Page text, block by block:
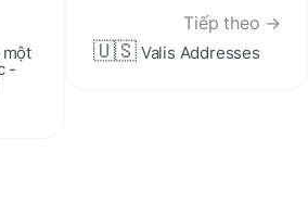
-
Tiếp theo →
🇺🇸 Valis Addresses